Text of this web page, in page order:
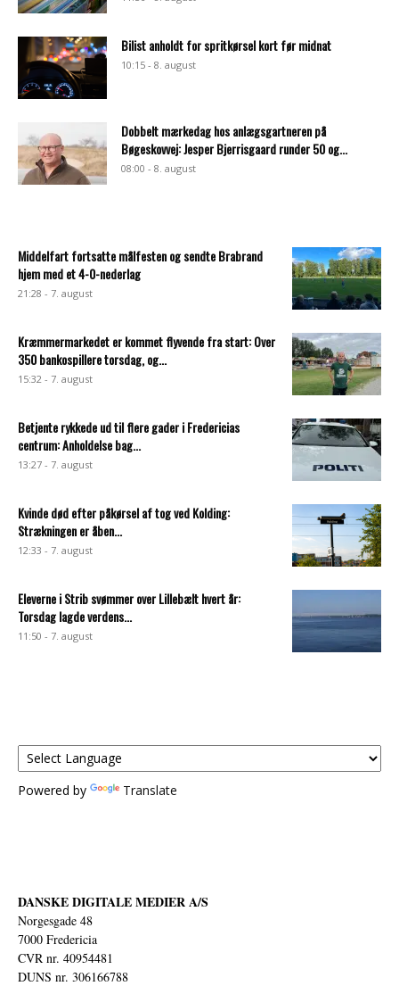
Bilist anholdt for spritkørsel kort før midnat
10:15 - 8. august
Dobbelt mærkedag hos anlægsgartneren på
Bøgeskovvej: Jesper Bjerrisgaard runder 50 og...
08:00 - 8. august
Middelfart fortsatte målfesten og sendte Brabrand
hjem med et 4-0-nederlag
21:28 - 7. august
Kræmmermarkedet er kommet flyvende fra start: Over
350 bankospillere torsdag, og...
15:32 - 7. august
Betjente rykkede ud til flere gader i Fredericias
centrum: Anholdelse bag...
13:27 - 7. august
Kvinde død efter påkørsel af tog ved Kolding:
Strækningen er åben...
12:33 - 7. august
Eleverne i Strib svømmer over Lillebælt hvert år:
Torsdag lagde verdens...
11:50 - 7. august
Powered by Translate
DANSKE DIGITALE MEDIER A/S
Norgesgade 48
7000 Fredericia
CVR nr. 40954481
DUNS nr. 306166788